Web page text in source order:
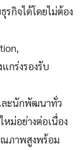
รกิจได้โดยไม่ต้อง
กร่งรองรับ
ละนักพัฒนาทั่ว
ม่อย่างต่อเนื่อง
ภาพสูงพร้อม